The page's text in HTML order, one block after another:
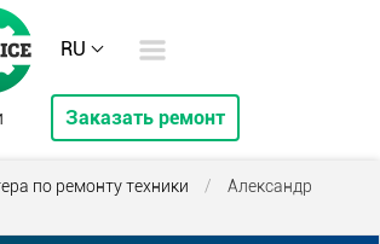
RU
Заказать ремонт
по ремонту техники /
Александр